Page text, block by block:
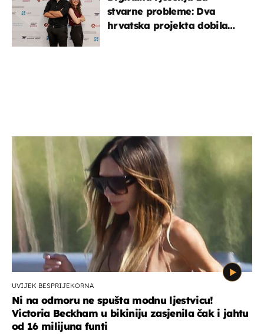
stvarne probleme: Dva
hrvatska projekta dobila
UVIJEK BESPRIJEKORNA
Ni na odmoru ne spušta modnu ljestvicu!
Victoria Beckham u bikiniju zasjenila čak i jahtu
od 16 milijuna funti